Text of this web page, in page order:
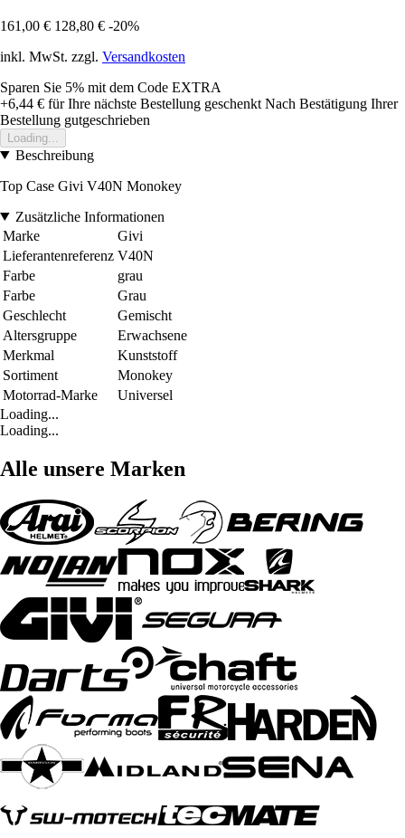
161,00 € 128,80 € -20%
inkl. MwSt. zzgl. Versandkosten
Sparen Sie 5% mit dem Code EXTRA
+6,44 € für Ihre nächste Bestellung geschenkt Nach Bestätigung Ihrer
Bestellung gutgeschrieben
Loading...
Beschreibung
Top Case Givi V40N Monokey
Zusätzliche Informationen
Marke
Givi
Lieferantenreferenz V40N
Farbe
grau
Farbe
Grau
Geschlecht
Gemischt
Altersgruppe
Erwachsene
Merkmal
Kunststoff
Sortiment
Monokey
Motorrad-Marke
Universel
Loading...
Loading...
Alle unsere Marken